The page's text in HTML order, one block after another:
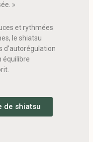
»
et rythmées
le shiatsu
d’autorégulation
équilibre
de shiatsu